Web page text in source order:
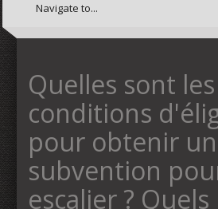
Quelles sont les
conditions
pour obtenir
subvention
escalier ? Quels